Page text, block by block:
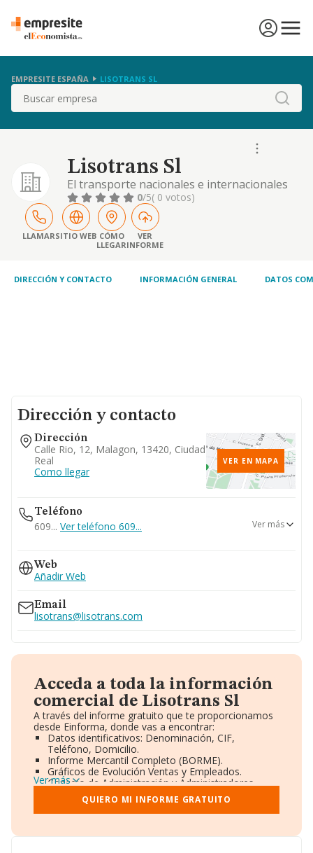
EMPRESITE ESPAÑA LISOTRANS SL
Buscar
Lisotrans Sl
El transporte nacionales e internacionales
de mercancias, compraventa de vehiculos,
intermediarios del comercio y la importacion
y exportacion de vehiculos.
0/5( 0 votos)
LLAMARSITIO WEB CÓMO
LLEGAR
VER
INFORME
DIRECCIÓN Y CONTACTO INFORMACIÓN GENERAL DATOS
Dirección y contacto
Dirección
Calle Rio, 12, Malagon, 13420, Ciudad
Real
Como llegar
VER EN MAPA
Teléfono
609... Ver teléfono 609...
926839383
926266031
Ver más
Web
Añadir Web
Email
lisotrans@lisotrans.com
Acceda a toda la información
comercial de Lisotrans Sl
A través del informe gratuito que te proporcionamos
desde Einforma, donde vas a encontrar:
Datos identificativos: Denominación, CIF,
Teléfono, Domicilio.
Informe Mercantil Completo (BORME).
Gráficos de Evolución Ventas y Empleados.
Consejo de Administración y Administradores.
Directivos y Ejecutivos.
Accionistas.
Participaciones y Vinculaciones en otras empresas.
Información oficial y registral complementaria.
Ver más
QUIERO MI INFORME GRATUITO